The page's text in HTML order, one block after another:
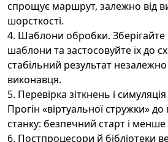
спрощує маршрут, залежно від
шорсткості.
Шаблони обробки. Зберігайте
шаблони та застосовуйте їх до
стабільний результат незалежно
виконавця.
Перевірка зіткнень і
Прогін «віртуальної стружки»
станку: безпечний старт і менше
Постпроцесори й бібліотеки